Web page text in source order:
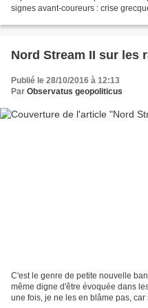
signes avant-coureurs : crise
Nord Stream II sur les
Publié le 28/10/2016 à 12:13
Par Observatus geopoliticus
C'est le genre de petite nouvelle
même digne d'être évoquée dans
une fois, je ne les en blâme pas,